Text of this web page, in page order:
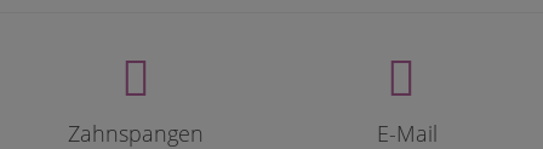
Zahnspangen
E-Mail